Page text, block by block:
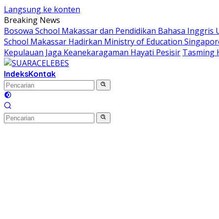
Langsung ke konten
Breaking News
Bosowa School Makassar dan Pendidikan Bahasa
School Makassar Hadirkan Ministry of Education
Kepulauan Jaga Keanekaragaman Hayati Pesisir Tasming
IndeksKontak